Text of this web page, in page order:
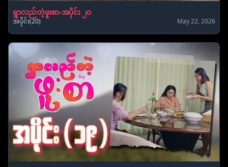
ရွာလည်တဲ့ဖူးစာ-အပိုင်း ၂၀
အပိုင်း(20) May 22, 2026